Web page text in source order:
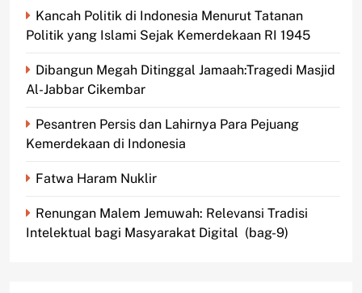
Kancah Politik di Indonesia Menurut Tatanan
Politik yang Islami Sejak Kemerdekaan RI 1945
Dibangun Megah Ditinggal Jamaah:Tragedi Masjid
Al-Jabbar Cikembar
Pesantren Persis dan Lahirnya Para Pejuang
Kemerdekaan di Indonesia
Fatwa Haram Nuklir
Renungan Malem Jemuwah: Relevansi Tradisi
Intelektual bagi Masyarakat Digital (bag-9)